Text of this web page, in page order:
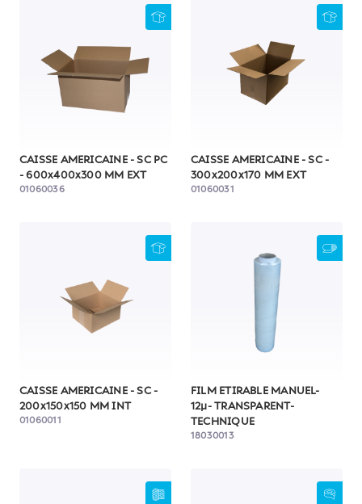
CAISSE AMERICAINE - SC PC
- 600x400x300 MM EXT
01060036
CAISSE AMERICAINE - SC -
300x200x170 MM EXT
01060031
CAISSE AMERICAINE - SC -
200x150x150 MM INT
01060011
FILM ETIRABLE MANUEL-
12µ- TRANSPARENT-
TECHNIQUE
18030013